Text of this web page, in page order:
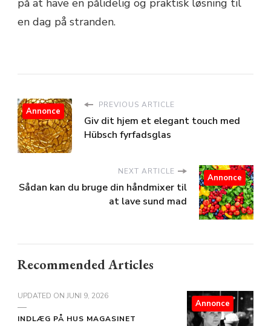
på at have en pålidelig og praktisk løsning til
en dag på stranden.
PREVIOUS ARTICLE
Giv dit hjem et elegant touch med
Hübsch fyrfadsglas
Annonce
NEXT ARTICLE
Sådan kan du bruge din håndmixer til
at lave sund mad
Annonce
Recommended Articles
UPDATED ON JUNI 9, 2026
INDLÆG PÅ HUS MAGASINET
Annonce